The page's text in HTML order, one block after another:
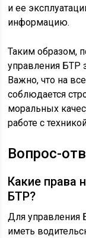
и ее
информацию.
Таким образом,
управления БТР
Важно, что на
соблюдается
моральных
работе с
Вопрос-
Какие права
БТР?
Для управления
иметь